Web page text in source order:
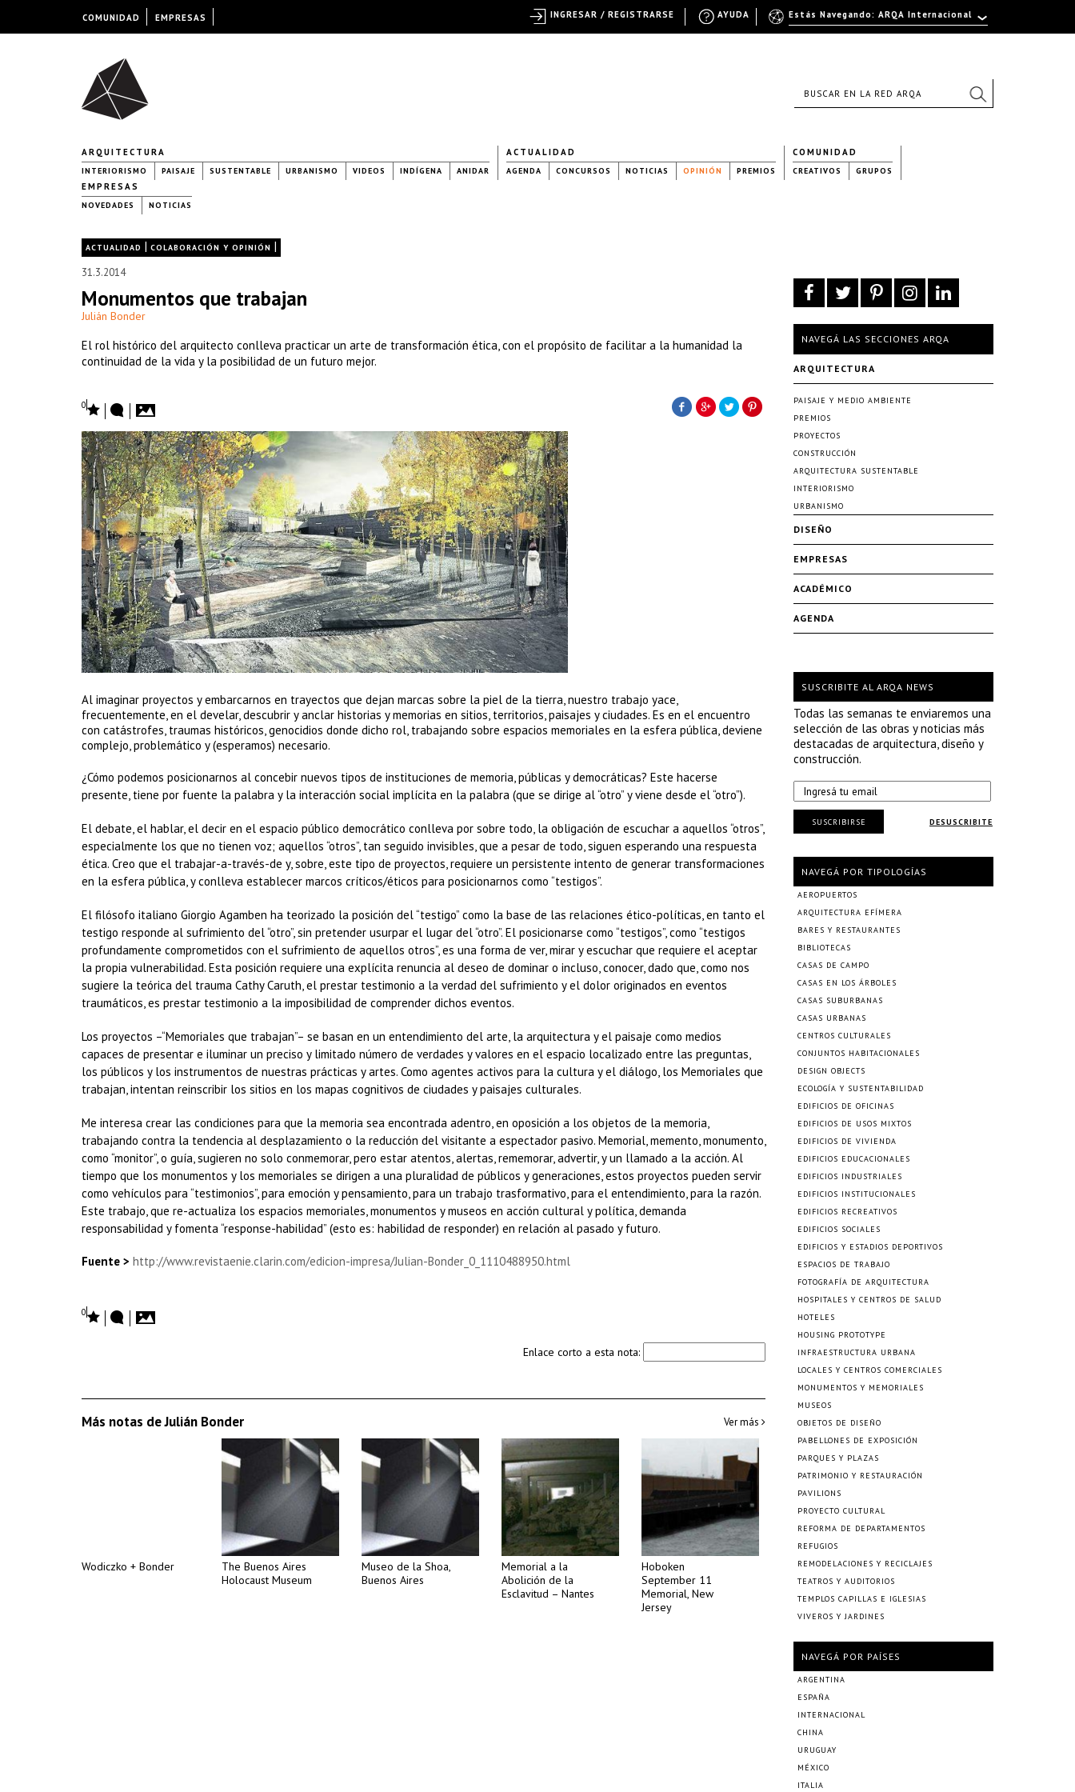
ARQUITECTURA
INTERIORISMO PAISAJE SUSTENTABLE URBANISMO VIDEOS INDÍGENA ANIDAR
ACTUALIDAD
AGENDA CONCURSOS NOTICIAS OPINIÓN PREMIOS
COMUNIDAD
CREATIVOS GRUPOS
EMPRESAS
NOVEDADES NOTICIAS
ACTUALIDAD | COLABORACIÓN Y OPINIÓN |
31.3.2014
Monumentos que trabajan
Julián Bonder
El rol histórico del arquitecto conlleva practicar un arte de transformación ética, con el propósito de facilitar a la humanidad la
continuidad de la vida y la posibilidad de un futuro mejor.
0
Al imaginar proyectos y embarcarnos en trayectos que dejan marcas sobre la piel de la tierra, nuestro trabajo yace,
frecuentemente, en el develar, descubrir y anclar historias y memorias en sitios, territorios, paisajes y ciudades. Es en el encuentro
con catástrofes, traumas históricos, genocidios donde dicho rol, trabajando sobre espacios memoriales en la esfera pública, deviene
complejo, problemático y (esperamos) necesario.
¿Cómo podemos posicionarnos al concebir nuevos tipos de instituciones de memoria, públicas y democráticas? Este hacerse
presente, tiene por fuente la palabra y la interacción social implícita en la palabra (que se dirige al “otro” y viene desde el “otro”).
El debate, el hablar, el decir en el espacio público democrático conlleva por sobre todo, la obligación de escuchar a aquellos “otros”,
especialmente los que no tienen voz; aquellos “otros”, tan seguido invisibles, que a pesar de todo, siguen esperando una respuesta
ética. Creo que el trabajar-a-través-de y, sobre, este tipo de proyectos, requiere un persistente intento de generar transformaciones
en la esfera pública, y conlleva establecer marcos críticos/éticos para posicionarnos como “testigos”.
El filósofo italiano Giorgio Agamben ha teorizado la posición del “testigo” como la base de las relaciones ético-políticas, en tanto el
testigo responde al sufrimiento del “otro”, sin pretender usurpar el lugar del “otro”. El posicionarse como “testigos”, como “testigos
profundamente comprometidos con el sufrimiento de aquellos otros”, es una forma de ver, mirar y escuchar que requiere el aceptar
la propia vulnerabilidad. Esta posición requiere una explícita renuncia al deseo de dominar o incluso, conocer, dado que, como nos
sugiere la teórica del trauma Cathy Caruth, el prestar testimonio a la verdad del sufrimiento y el dolor originados en eventos
traumáticos, es prestar testimonio a la imposibilidad de comprender dichos eventos.
Los proyectos –“Memoriales que trabajan”– se basan en un entendimiento del arte, la arquitectura y el paisaje como medios
capaces de presentar e iluminar un preciso y limitado número de verdades y valores en el espacio localizado entre las preguntas,
los públicos y los instrumentos de nuestras prácticas y artes. Como agentes activos para la cultura y el diálogo, los Memoriales que
trabajan, intentan reinscribir los sitios en los mapas cognitivos de ciudades y paisajes culturales.
Me interesa crear las condiciones para que la memoria sea encontrada adentro, en oposición a los objetos de la memoria,
trabajando contra la tendencia al desplazamiento o la reducción del visitante a espectador pasivo. Memorial, memento, monumento,
como “monitor”, o guía, sugieren no solo conmemorar, pero estar atentos, alertas, rememorar, advertir, y un llamado a la acción. Al
tiempo que los monumentos y los memoriales se dirigen a una pluralidad de públicos y generaciones, estos proyectos pueden servir
como vehículos para “testimonios”, para emoción y pensamiento, para un trabajo trasformativo, para el entendimiento, para la razón.
Este trabajo, que re-actualiza los espacios memoriales, monumentos y museos en acción cultural y política, demanda
responsabilidad y fomenta “response-habilidad” (esto es: habilidad de responder) en relación al pasado y futuro.
Fuente > http://www.revistaenie.clarin.com/edicion-impresa/Julian-Bonder_0_1110488950.html
0
Enlace corto a esta nota:
Más notas de Julián Bonder Ver más
Wodiczko + Bonder
The Buenos Aires
Holocaust Museum
Museo de la Shoa,
Buenos Aires
Memorial a la
Abolición de la
Esclavitud – Nantes
Hoboken
September 11
Memorial, New
Jersey
NAVEGÁ LAS SECCIONES ARQA
ARQUITECTURA
PAISAJE Y MEDIO AMBIENTE
PREMIOS
PROYECTOS
CONSTRUCCIÓN
ARQUITECTURA SUSTENTABLE
INTERIORISMO
URBANISMO
DISEÑO
EMPRESAS
ACADÉMICO
AGENDA
SUSCRIBITE AL ARQA NEWS
Todas las semanas te enviaremos una
selección de las obras y noticias más
destacadas de arquitectura, diseño y
construcción.
DESUSCRIBITE
SUSCRIBIRSE
NAVEGÁ POR TIPOLOGÍAS
AEROPUERTOS
ARQUITECTURA EFÍMERA
BARES Y RESTAURANTES
BIBLIOTECAS
CASAS DE CAMPO
CASAS EN LOS ÁRBOLES
CASAS SUBURBANAS
CASAS URBANAS
CENTROS CULTURALES
CONJUNTOS HABITACIONALES
DESIGN OBJECTS
ECOLOGÍA Y SUSTENTABILIDAD
EDIFICIOS DE OFICINAS
EDIFICIOS DE USOS MIXTOS
EDIFICIOS DE VIVIENDA
EDIFICIOS EDUCACIONALES
EDIFICIOS INDUSTRIALES
EDIFICIOS INSTITUCIONALES
EDIFICIOS RECREATIVOS
EDIFICIOS SOCIALES
EDIFICIOS Y ESTADIOS DEPORTIVOS
ESPACIOS DE TRABAJO
FOTOGRAFÍA DE ARQUITECTURA
HOSPITALES Y CENTROS DE SALUD
HOTELES
HOUSING PROTOTYPE
INFRAESTRUCTURA URBANA
LOCALES Y CENTROS COMERCIALES
MONUMENTOS Y MEMORIALES
MUSEOS
OBJETOS DE DISEÑO
PABELLONES DE EXPOSICIÓN
PARQUES Y PLAZAS
PATRIMONIO Y RESTAURACIÓN
PAVILIONS
PROYECTO CULTURAL
REFORMA DE DEPARTAMENTOS
REFUGIOS
REMODELACIONES Y RECICLAJES
TEATROS Y AUDITORIOS
TEMPLOS CAPILLAS E IGLESIAS
VIVEROS Y JARDINES
NAVEGÁ POR PAÍSES
ARGENTINA
ESPAÑA
INTERNACIONAL
CHINA
URUGUAY
MÉXICO
ITALIA
COMUNIDAD EMPRESAS Estás Navegando: ARQA Internacional
AYUDA
INGRESAR / REGISTRARSE